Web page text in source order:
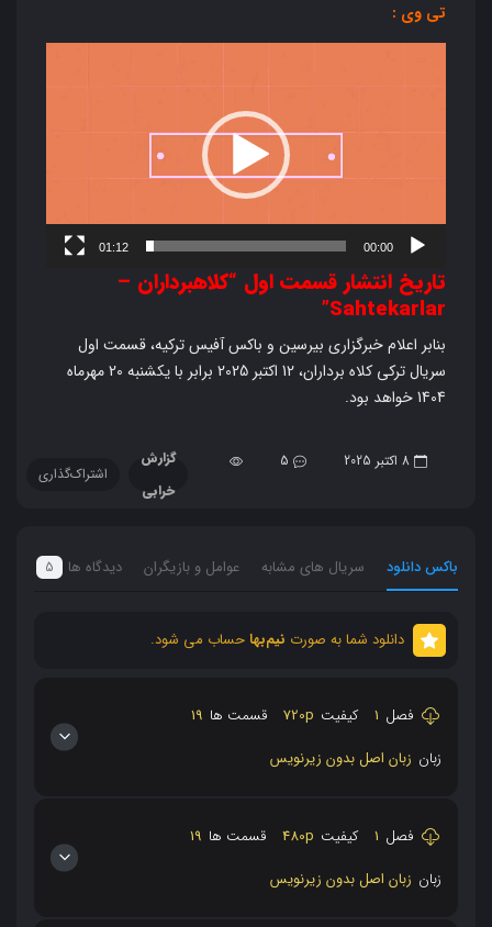
تی وی :
00:00
01:12
تاریخ انتشار قسمت اول “کلاهبرداران –
Sahtekarlar”
بنابر اعلام خبرگزاری بیرسین و باکس آفیس ترکیه، قسمت اول
سریال ترکی کلاه برداران، 12 اکتبر 2025 برابر با یکشنبه 20 مهرماه
1404 خواهد بود.
8 اکتبر 2025 5
گزارش
خرابی
اشتراک‌گذاری
باکس دانلود سریال های مشابه عوامل و بازیگران دیدگاه ها 5
دانلود شما به صورت نیم‌بها حساب می شود.
فصل 1 کیفیت 720p قسمت ها 19
زبان زبان اصل بدون زیرنویس
فصل 1 کیفیت 480p قسمت ها 19
زبان زبان اصل بدون زیرنویس